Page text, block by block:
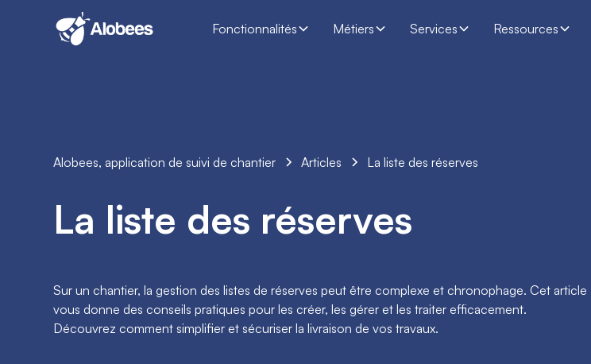
Fonctionnalités Métiers Services Ressources
Alobees, application de suivi de chantier Articles La liste des réserves
La liste des réserves
Sur un chantier, la gestion des listes de réserves peut être complexe et chronophage. Cet article
vous donne des conseils pratiques pour les créer, les gérer et les traiter efficacement.
Découvrez comment simplifier et sécuriser la livraison de vos travaux.